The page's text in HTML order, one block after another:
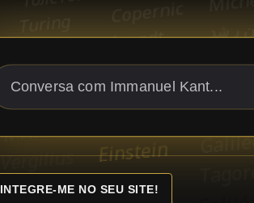
INTEGRE-ME NO SEU SITE!